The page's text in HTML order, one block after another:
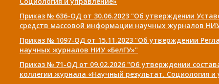
Приказ № 636-ОД от 30.06.2023 "Об утверждении
средств массовой информации научных журналов
Приказ № 1097-ОД от 15.11.2023 "Об утверждении
научных журналов НИУ «БелГУ»"
Приказ № 71-ОД от 09.02.2026 "Об утверждении
коллегии журнала «Научный результат. Социология и